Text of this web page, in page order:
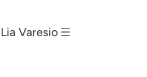
Varesio